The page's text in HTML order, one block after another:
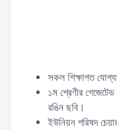
সকল শিক্ষাগত
১ম শ্রেণীর
রঙিন ছবি।
ইউনিয়ন পরিষদ